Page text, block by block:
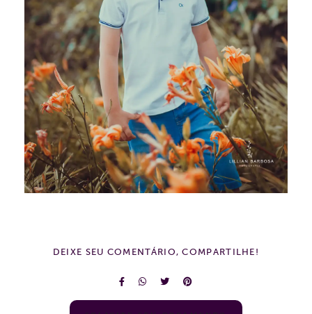
DEIXE SEU COMENTÁRIO, COMPARTILHE!